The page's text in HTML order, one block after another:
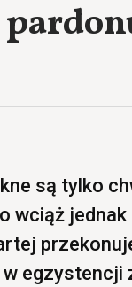
są tylko
wciąż
egzystencji